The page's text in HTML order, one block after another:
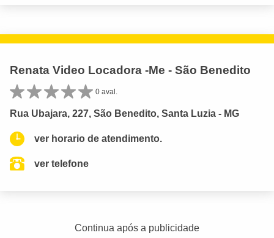
Renata Video Locadora -Me - São Benedito
0 aval.
Rua Ubajara, 227, São Benedito, Santa Luzia - MG
ver horario de atendimento.
ver telefone
Continua após a publicidade